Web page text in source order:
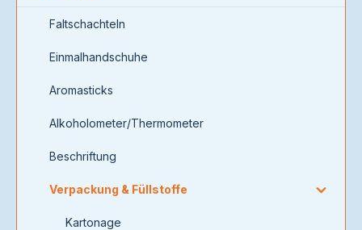
Faltschachteln
Einmalhandschuhe
Aromasticks
Alkoholometer/Thermometer
Beschriftung
Verpackung & Füllstoffe
Kartonage